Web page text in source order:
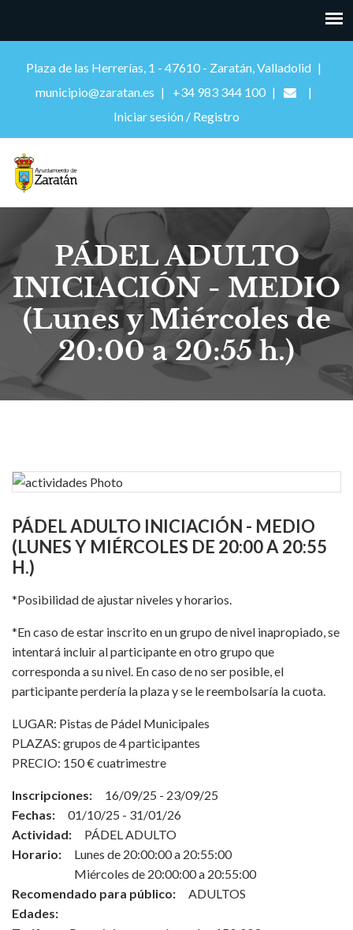
Plaza de las Herrerías, 1 - 47610 - Zaratán, Valladolid
municipio@zaratan.es
+34 983 344 100
Iniciar sesión / Registro
PÁDEL ADULTO
INICIACIÓN - MEDIO
(Lunes y Miércoles de
20:00 a 20:55 h.)
PÁDEL ADULTO INICIACIÓN - MEDIO
(LUNES Y MIÉRCOLES DE 20:00 A 20:55
H.)
*Posibilidad de ajustar niveles y horarios.
*En caso de estar inscrito en un grupo de nivel inapropiado, se
intentará incluir al participante en otro grupo que
corresponda a su nivel. En caso de no ser posible, el
participante perdería la plaza y se le reembolsaría la cuota.
LUGAR: Pistas de Pádel Municipales
PLAZAS: grupos de 4 participantes
PRECIO: 150 € cuatrimestre
Inscripciones:
16/09/25 - 23/09/25
Fechas:
01/10/25 - 31/01/26
Actividad:
PÁDEL ADULTO
Horario:
Lunes de 20:00:00 a 20:55:00
Miércoles de 20:00:00 a 20:55:00
Recomendado para público:
ADULTOS
Edades: